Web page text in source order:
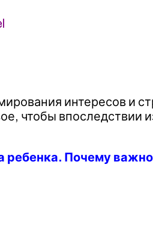
интересов и
чтобы впоследствии
Почему